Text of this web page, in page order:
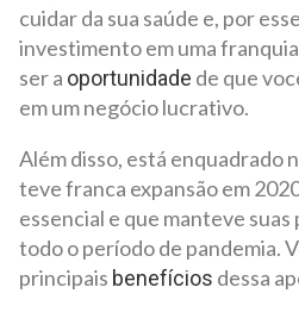
cuidar da sua saúde e, por
investimento em uma
ser a oportunidade de que
em um negócio lucrativo.
Além disso, está enquadrado
teve franca expansão em
essencial e que manteve
todo o período de pandemia.
principais benefícios dessa